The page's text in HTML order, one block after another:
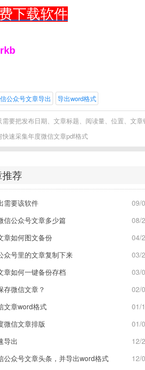
下载软件
公众号文章导出 导出word格式
需要把发布日期、文章标题、阅读量、位置、文
快速采集年度微信文章pdf格式
荐
09/
需要该软件
08/
信公众号文章多少篇
04/
章如何图文备份
03/
众号里的文章复制下来
03/
章如何一键备份存档
02/
存微信文章？
01/
文章word格式
01/
微信文章排版
12/
导出
12/
公众号文章头条，并导出word格式